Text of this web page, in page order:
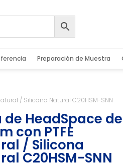
Preparación de Muestra
/ Silicona Natural C20HSM-SNN
de HeadSpace de
con PTFE
/ Silicona
C20HSM-SNN